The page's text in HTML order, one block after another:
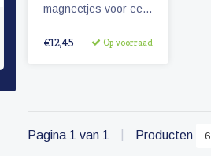
magneetjes voor een
o.a. magneetjes voor
€12,45 Op voorraad
Pagina 1 van 1 Producten 6